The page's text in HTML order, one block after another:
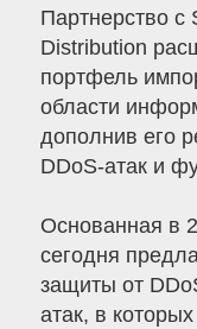
Партнерство с
Distribution
портфель
области
дополнив его
DDoS-атак и
Основанная в
сегодня
защиты от
атак, в